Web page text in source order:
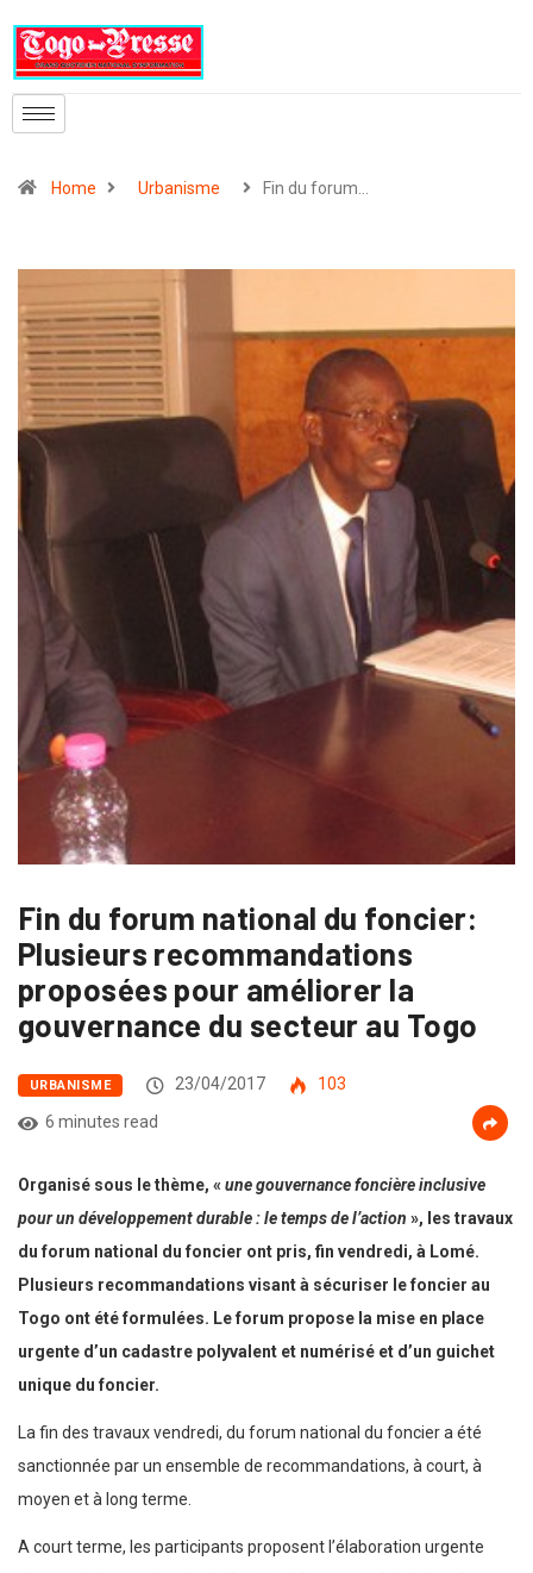
Home Urbanisme Fin du forum…
Fin du forum national du foncier:
Plusieurs recommandations
proposées pour améliorer la
gouvernance du secteur au Togo
URBANISME 23/04/2017
103
6 minutes read
Organisé sous le thème, «une gouvernance foncière inclusive
pour un développement durable : le temps de l’action », les travaux
du forum national du foncier ont pris, fin vendredi, à Lomé.
Plusieurs recommandations visant à sécuriser le foncier au
Togo ont été formulées. Le forum propose la mise en place
urgente d’un cadastre polyvalent et numérisé et d’un guichet
unique du foncier.
La fin des travaux vendredi, du forum national du foncier a été
sanctionnée par un ensemble de recommandations, à court, à
moyen et à long terme.
A court terme, les participants proposent l’élaboration urgente